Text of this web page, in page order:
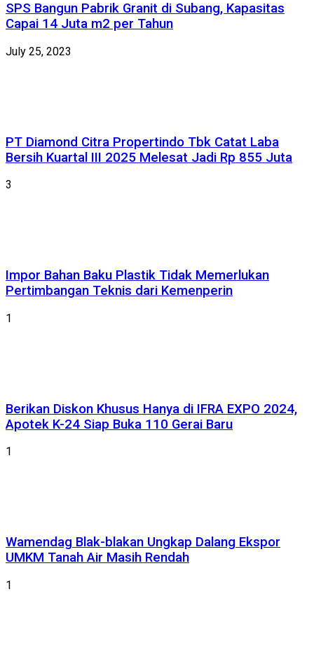
SPS Bangun Pabrik Granit di Subang, Kapasitas
Capai 14 Juta m2 per Tahun
July 25, 2023
PT Diamond Citra Propertindo Tbk Catat Laba
Bersih Kuartal III 2025 Melesat Jadi Rp 855 Juta
3
Impor Bahan Baku Plastik Tidak Memerlukan
Pertimbangan Teknis dari Kemenperin
1
Berikan Diskon Khusus Hanya di IFRA EXPO 2024,
Apotek K-24 Siap Buka 110 Gerai Baru
1
Wamendag Blak-blakan Ungkap Dalang Ekspor
UMKM Tanah Air Masih Rendah
1